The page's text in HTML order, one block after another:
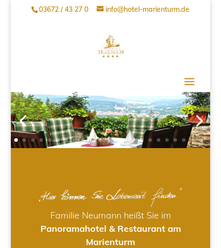
03672 / 43 27 0 info@hotel-marienturm.de
Familie Neumann heißt Sie im
Panoramahotel & Restaurant am
Marienturm